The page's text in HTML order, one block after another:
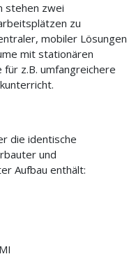
stehen zwei
zu
mobiler Lösungen
mit stationären
z.B. umfangreichere
die identische
und
Aufbau enthält: